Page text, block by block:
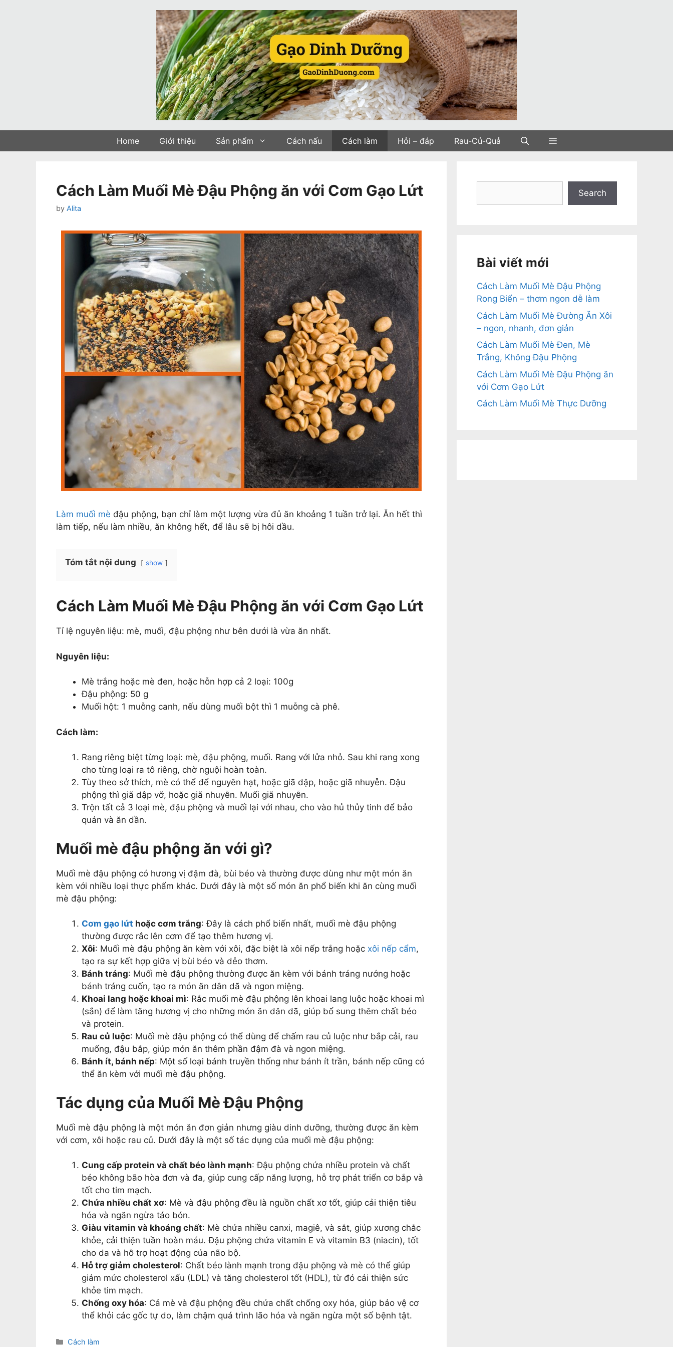
Home Giới thiệu Sản phẩm Cách nấu Cách làm Hỏi – đáp Rau-Củ-Quả
Cách Làm Muối Mè Đậu Phộng ăn với Cơm Gạo Lứt
by Alita
Làm muối mè đậu phộng, bạn chỉ làm một lượng vừa đủ ăn khoảng 1 tuần trở lại. Ăn hết thì
làm tiếp, nếu làm nhiều, ăn không hết, để lâu sẽ bị hôi dầu.
Tóm tắt nội dung show
Cách Làm Muối Mè Đậu Phộng ăn với Cơm Gạo Lứt
Tỉ lệ nguyên liệu: mè, muối, đậu phộng như bên dưới là vừa ăn nhất.
Nguyên liệu:
Mè trắng hoặc mè đen, hoặc hỗn hợp cả 2 loại: 100g
Đậu phộng: 50 g
Muối hột: 1 muỗng canh, nếu dùng muối bột thì 1 muỗng cà phê.
Cách làm:
Rang riêng biệt từng loại: mè, đậu phộng, muối. Rang với lửa nhỏ. Sau khi rang xong
cho từng loại ra tô riêng, chờ nguội hoàn toàn.
Tùy theo sở thích, mè có thể để nguyên hạt, hoặc giã dập, hoặc giã nhuyễn. Đậu
phộng thì giã dập vỡ, hoặc giã nhuyễn. Muối giã nhuyễn.
Trộn tất cả 3 loại mè, đậu phộng và muối lại với nhau, cho vào hủ thủy tinh để bảo
quản và ăn dần.
Muối mè đậu phộng ăn với gì?
Muối mè đậu phộng có hương vị đậm đà, bùi béo và thường được dùng như một món ăn
kèm với nhiều loại thực phẩm khác. Dưới đây là một số món ăn phổ biến khi ăn cùng muối
mè đậu phộng:
Cơm gạo lứt hoặc cơm trắng: Đây là cách phổ biến nhất, muối mè đậu phộng
thường được rắc lên cơm để tạo thêm hương vị.
Xôi: Muối mè đậu phộng ăn kèm với xôi, đặc biệt là xôi nếp trắng hoặc xôi nếp cẩm,
tạo ra sự kết hợp giữa vị bùi béo và dẻo thơm.
Bánh tráng: Muối mè đậu phộng thường được ăn kèm với bánh tráng nướng hoặc
bánh tráng cuốn, tạo ra món ăn dân dã và ngon miệng.
Khoai lang hoặc khoai mì: Rắc muối mè đậu phộng lên khoai lang luộc hoặc khoai mì
(sắn) để làm tăng hương vị cho những món ăn dân dã, giúp bổ sung thêm chất béo
và protein.
Rau củ luộc: Muối mè đậu phộng có thể dùng để chấm rau củ luộc như bắp cải, rau
muống, đậu bắp, giúp món ăn thêm phần đậm đà và ngon miệng.
Bánh ít, bánh nếp: Một số loại bánh truyền thống như bánh ít trần, bánh nếp cũng có
thể ăn kèm với muối mè đậu phộng.
Tác dụng của Muối Mè Đậu Phộng
Muối mè đậu phộng là một món ăn đơn giản nhưng giàu dinh dưỡng, thường được ăn kèm
với cơm, xôi hoặc rau củ. Dưới đây là một số tác dụng của muối mè đậu phộng:
Cung cấp protein và chất béo lành mạnh: Đậu phộng chứa nhiều protein và chất
béo không bão hòa đơn và đa, giúp cung cấp năng lượng, hỗ trợ phát triển cơ bắp và
tốt cho tim mạch.
Chứa nhiều chất xơ: Mè và đậu phộng đều là nguồn chất xơ tốt, giúp cải thiện tiêu
hóa và ngăn ngừa táo bón.
Giàu vitamin và khoáng chất: Mè chứa nhiều canxi, magiê, và sắt, giúp xương chắc
khỏe, cải thiện tuần hoàn máu. Đậu phộng chứa vitamin E và vitamin B3 (niacin), tốt
cho da và hỗ trợ hoạt động của não bộ.
Hỗ trợ giảm cholesterol: Chất béo lành mạnh trong đậu phộng và mè có thể giúp
giảm mức cholesterol xấu (LDL) và tăng cholesterol tốt (HDL), từ đó cải thiện sức
khỏe tim mạch.
Chống oxy hóa: Cả mè và đậu phộng đều chứa chất chống oxy hóa, giúp bảo vệ cơ
thể khỏi các gốc tự do, làm chậm quá trình lão hóa và ngăn ngừa một số bệnh tật.
Categories
Cách làm
Search
Bài viết mới
Cách Làm Muối Mè Đậu Phộng
Rong Biển – thơm ngon dễ làm
Cách Làm Muối Mè Đường Ăn Xôi
– ngon, nhanh, đơn giản
Cách Làm Muối Mè Đen, Mè
Trắng, Không Đậu Phộng
Cách Làm Muối Mè Đậu Phộng ăn
với Cơm Gạo Lứt
Cách Làm Muối Mè Thực Dưỡng